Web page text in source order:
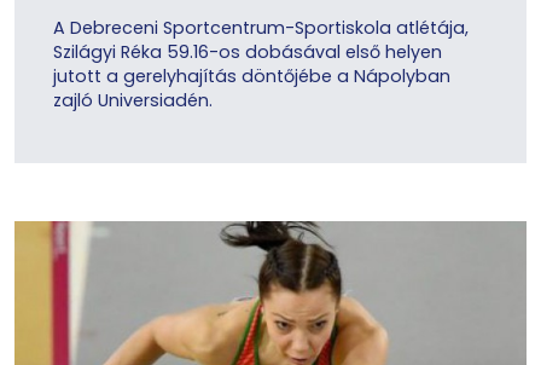
A Debreceni Sportcentrum-Sportiskola atlétája,
Szilágyi Réka 59.16-os dobásával első helyen
jutott a gerelyhajítás döntőjébe a Nápolyban
zajló Universiadén.